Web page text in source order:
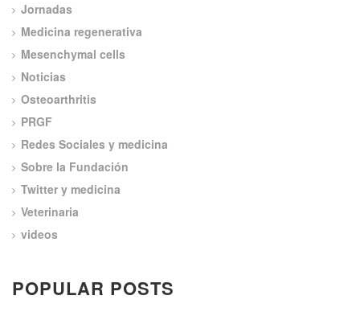
Jornadas
Medicina regenerativa
Mesenchymal cells
Noticias
Osteoarthritis
PRGF
Redes Sociales y medicina
Sobre la Fundación
Twitter y medicina
Veterinaria
videos
POPULAR POSTS